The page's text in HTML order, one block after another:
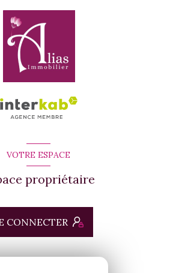
VOTRE ESPACE
propriétaire
CONNECTER